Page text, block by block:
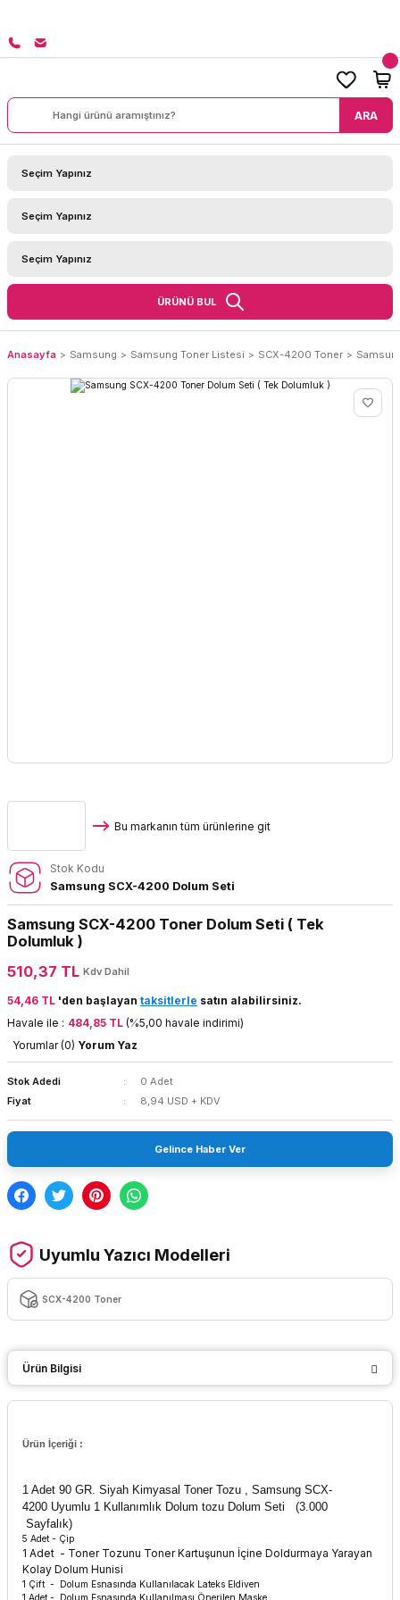
ARA
ÜRÜNÜ BUL
Anasayfa Samsung Samsung Toner Listesi SCX-4200 Toner
Bu markanın tüm ürünlerine git
Stok Kodu
Samsung SCX-4200 Dolum Seti
Samsung SCX-4200 Toner Dolum Seti ( Tek
Dolumluk )
510,37 TL Kdv Dahil
54,46 TL 'den başlayan taksitlerle satın alabilirsiniz.
Havale ile : 484,85 TL (%5,00 havale indirimi)
Yorumlar (0) Yorum Yaz
Stok Adedi
0 Adet
Fiyat
8,94 USD + KDV
Gelince Haber Ver
Uyumlu Yazıcı Modelleri
SCX-4200 Toner
Ürün Bilgisi
Ürün İçeriği :
1 Adet 90 GR. Siyah Kimyasal Toner Tozu , Samsung SCX-
4200 Uyumlu 1 Kullanımlık Dolum tozu Dolum Seti
(3.000
Sayfalık)
5 Adet - Çip
1 Adet - Toner Tozunu Toner Kartuşunun İçine Doldurmaya Yarayan
Kolay Dolum Hunisi
1 Çift - Dolum Esnasında Kullanılacak Lateks Eldiven
1 Adet - Dolum Esnasında Kullanılması Önerilen Maske.